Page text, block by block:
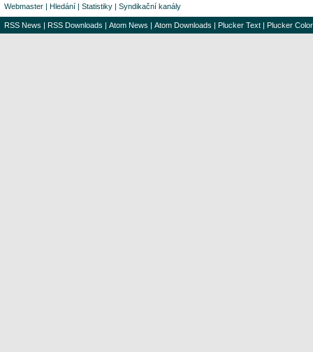
Webmaster | Hledání | Statistiky | Syndikační kanály
RSS News | RSS Downloads | Atom News | Atom Downloads | Plucker Text | Plucker Color